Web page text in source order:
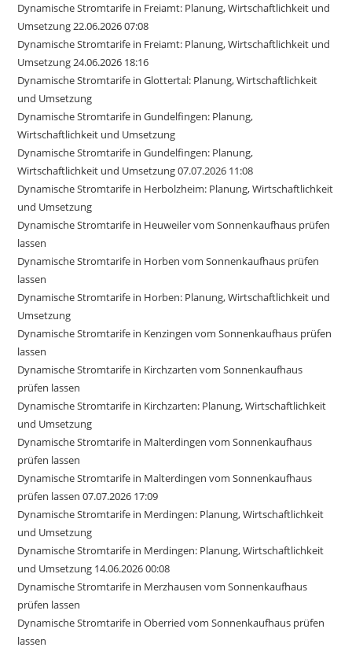
Dynamische Stromtarife in Freiamt: Planung, Wirtschaftlichkeit und
Umsetzung 22.06.2026 07:08
Dynamische Stromtarife in Freiamt: Planung, Wirtschaftlichkeit und
Umsetzung 24.06.2026 18:16
Dynamische Stromtarife in Glottertal: Planung, Wirtschaftlichkeit
und Umsetzung
Dynamische Stromtarife in Gundelfingen: Planung,
Wirtschaftlichkeit und Umsetzung
Dynamische Stromtarife in Gundelfingen: Planung,
Wirtschaftlichkeit und Umsetzung 07.07.2026 11:08
Dynamische Stromtarife in Herbolzheim: Planung, Wirtschaftlichkeit
und Umsetzung
Dynamische Stromtarife in Heuweiler vom Sonnenkaufhaus prüfen
lassen
Dynamische Stromtarife in Horben vom Sonnenkaufhaus prüfen
lassen
Dynamische Stromtarife in Horben: Planung, Wirtschaftlichkeit und
Umsetzung
Dynamische Stromtarife in Kenzingen vom Sonnenkaufhaus prüfen
lassen
Dynamische Stromtarife in Kirchzarten vom Sonnenkaufhaus
prüfen lassen
Dynamische Stromtarife in Kirchzarten: Planung, Wirtschaftlichkeit
und Umsetzung
Dynamische Stromtarife in Malterdingen vom Sonnenkaufhaus
prüfen lassen
Dynamische Stromtarife in Malterdingen vom Sonnenkaufhaus
prüfen lassen 07.07.2026 17:09
Dynamische Stromtarife in Merdingen: Planung, Wirtschaftlichkeit
und Umsetzung
Dynamische Stromtarife in Merdingen: Planung, Wirtschaftlichkeit
und Umsetzung 14.06.2026 00:08
Dynamische Stromtarife in Merzhausen vom Sonnenkaufhaus
prüfen lassen
Dynamische Stromtarife in Oberried vom Sonnenkaufhaus prüfen
lassen